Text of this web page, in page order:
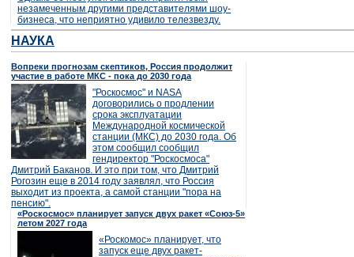
незамеченным другими представителями шоу-
бизнеса, что неприятно удивило телезвезду.
НАУКА
Вопреки прогнозам скептиков, Россия продолжит
участие в работе МКС - пока до 2030 года
"Роскосмос" и NASA
договорились о продлении
срока эксплуатации
Международной космической
станции (МКС) до 2030 года. Об
этом сообщил сообщил
гендиректор "Роскосмоса"
Дмитрий Баканов. И это при том, что Дмитрий
Рогозин еще в 2014 году заявлял, что Россия
выходит из проекта, а самой станции "пора на
пенсию".
«Роскосмос» планирует запуск двух ракет «Союз-5»
летом 2027 года
«Роскомос» планирует, что
запуск еще двух ракет-